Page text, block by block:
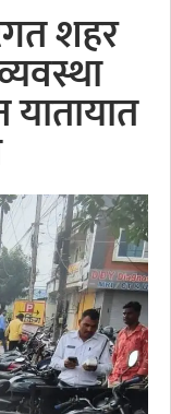
शहर